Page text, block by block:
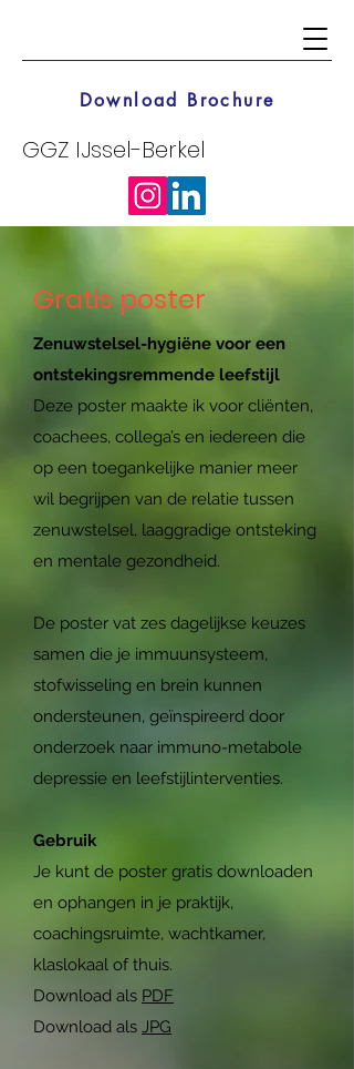
GGZ IJssel-Berkel
Download Brochure
Gratis poster
Zenuwstelsel-hygiëne voor een
ontstekingsremmende leefstijl
Deze poster maakte ik voor cliënten,
coachees, collega’s en iedereen die
op een toegankelijke manier meer
wil begrijpen van de relatie tussen
zenuwstelsel, laaggradige ontsteking
en mentale gezondheid.
De poster vat zes dagelijkse keuzes
samen die je immuunsysteem,
stofwisseling en brein kunnen
ondersteunen, geïnspireerd door
onderzoek naar immuno-metabole
depressie en leefstijlinterventies.
Gebruik
Je kunt de poster gratis downloaden
en ophangen in je praktijk,
coachingsruimte, wachtkamer,
klaslokaal of thuis.
Download als PDF
Download als JPG